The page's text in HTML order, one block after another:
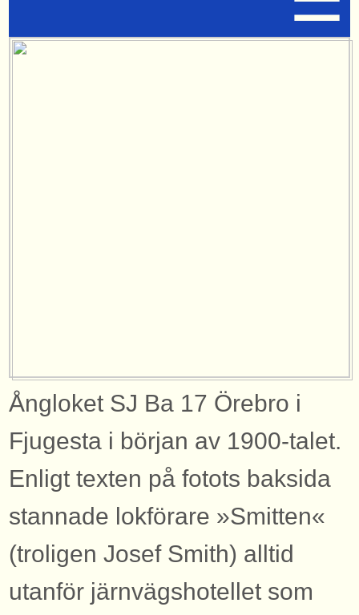
Ångloket SJ Ba 17 Örebro i
Fjugesta i början av 1900-talet.
Enligt texten på fotots baksida
stannade lokförare »Smitten«
(troligen Josef Smith) alltid
utanför järnvägshotellet som